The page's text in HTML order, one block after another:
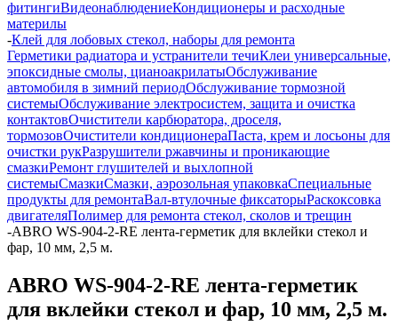
фитингиВидеонаблюдениеКондиционеры и расходные
материлы
-Клей для лобовых стекол, наборы для ремонта
Герметики радиатора и устранители течиКлеи универсальные,
эпоксидные смолы, цианоакрилатыОбслуживание
автомобиля в зимний периодОбслуживание тормозной
системыОбслуживание электросистем, защита и очистка
контактовОчистители карбюратора, дроселя,
тормозовОчистители кондиционераПаста, крем и лосьоны для
очистки рукРазрушители ржавчины и проникающие
смазкиРемонт глушителей и выхлопной
системыСмазкиСмазки, аэрозольная упаковкаСпециальные
продукты для ремонтаВал-втулочные фиксаторыРаскоксовка
двигателяПолимер для ремонта стекол, сколов и трещин
-ABRO WS-904-2-RE лента-герметик для вклейки стекол и
фар, 10 мм, 2,5 м.
ABRO WS-904-2-RE лента-герметик
для вклейки стекол и фар, 10 мм, 2,5 м.